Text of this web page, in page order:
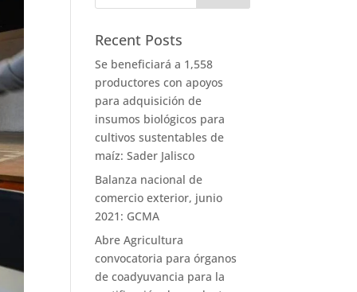
Recent Posts
Se beneficiará a 1,558
productores con apoyos
para adquisición de
insumos biológicos para
cultivos sustentables de
maíz: Sader Jalisco
Balanza nacional de
comercio exterior, junio
2021: GCMA
Abre Agricultura
convocatoria para órganos
de coadyuvancia para la